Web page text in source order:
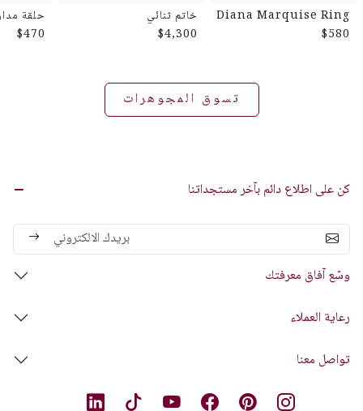
Diana Marquise Ring
$580
خاتم ثنائي
$4,300
حلقة
$470
تسوق المجوهرات
كن على اطلاع دائم بآخر مستجداتنا
وسّع آفاق معرفتك
رعاية العملاء
تواصل معنا